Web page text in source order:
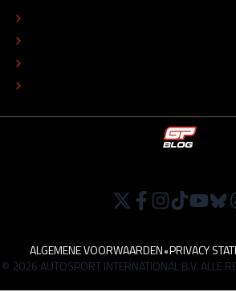
ALGEMENE VOORWAARDEN•PRIVACY
© 2026 AUTOSPORT INTERNATIONAL B.V. ALLE